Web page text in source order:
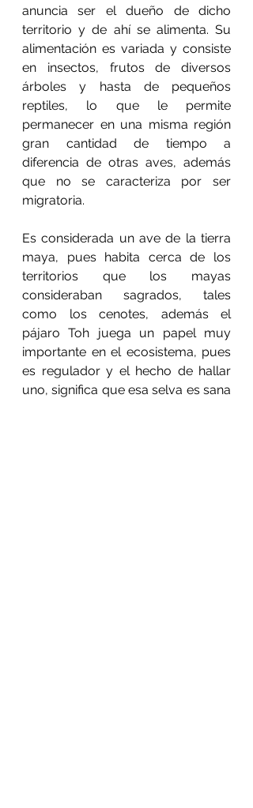
anuncia ser el dueño de dicho
territorio y de ahí se alimenta. Su
alimentación es variada y consiste
en insectos, frutos de diversos
árboles y hasta de pequeños
reptiles, lo que le permite
permanecer en una misma región
gran cantidad de tiempo a
diferencia de otras aves, además
que no se caracteriza por ser
migratoria.
Es considerada un ave de la tierra
maya, pues habita cerca de los
territorios que los mayas
consideraban sagrados, tales
como los cenotes, además el
pájaro Toh juega un papel muy
importante en el ecosistema, pues
es regulador y el hecho de hallar
uno, significa que esa selva es sana